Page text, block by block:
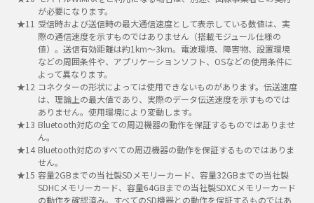
が必要になります。
受信時および送信時の最大通信速度として表示している数値は、実
際の通信速度を示すものではありません（搭載モジュール仕様の
値）。送信有効距離は約1km～3km。電波環境、障害物、設置環境
などの周囲条件や、アプリケーションソフト、OSなどの使用条件に
よって異なります。
コネクターの形状によっては使用できないものがあります。伝送速度
は、理論上の最大値であり、実際のデータ伝送速度を示すものでは
ありません。使用環境により変動します。
Bluetooth対応の全ての周辺機器の動作を保証するものではありませ
ん。
Bluetooth対応のすべての周辺機器の動作を保証するものではありま
せん。
容量2GBまでの当社製SDメモリーカード、容量32GBまでの当社製
SDHCメモリーカード、容量64GBまでの当社製SDXCメモリーカード
の動作を確認済み。すべてのSD機器との動作を保証するものではあ